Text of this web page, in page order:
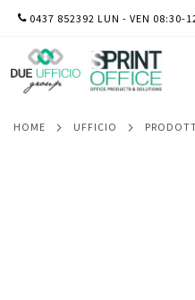
SALTA
CONTENUTO
0437 852392 LUN - VEN 08:30-
HOME UFFICIO